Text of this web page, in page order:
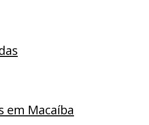
em Macaíba